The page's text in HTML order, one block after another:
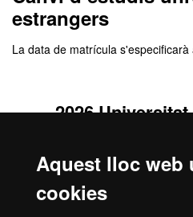
Aquest lloc web
cookies
estrangers
La data de matrícula
2026